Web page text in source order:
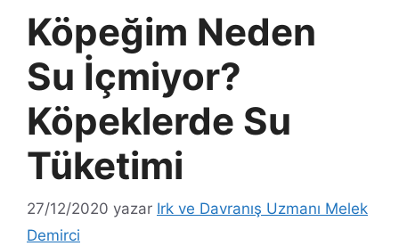
Köpeğim Neden
Su İçmiyor?
Köpeklerde Su
Tüketimi
27/12/2020 yazar Irk ve Davranış Uzmanı Melek
Demirci